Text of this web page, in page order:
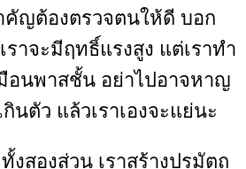
คัญต้องตรวจตนให้ดี บอก
ราจะมีฤทธิ์แรงสูง แต่เราทำ
อนพาสชั้น อย่าไปอาจหาญ
นตัว แล้วเราเองจะแย่นะ
งสองส่วน เราสร้างปรมัตถ